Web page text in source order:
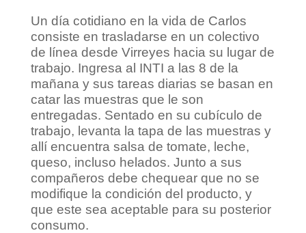
Un día cotidiano en la vida de Carlos
consiste en trasladarse en un colectivo
de línea desde Virreyes hacia su lugar de
trabajo. Ingresa al INTI a las 8 de la
mañana y sus tareas diarias se basan en
catar las muestras que le son
entregadas. Sentado en su cubículo de
trabajo, levanta la tapa de las muestras y
allí encuentra salsa de tomate, leche,
queso, incluso helados. Junto a sus
compañeros debe chequear que no se
modifique la condición del producto, y
que este sea aceptable para su posterior
consumo.